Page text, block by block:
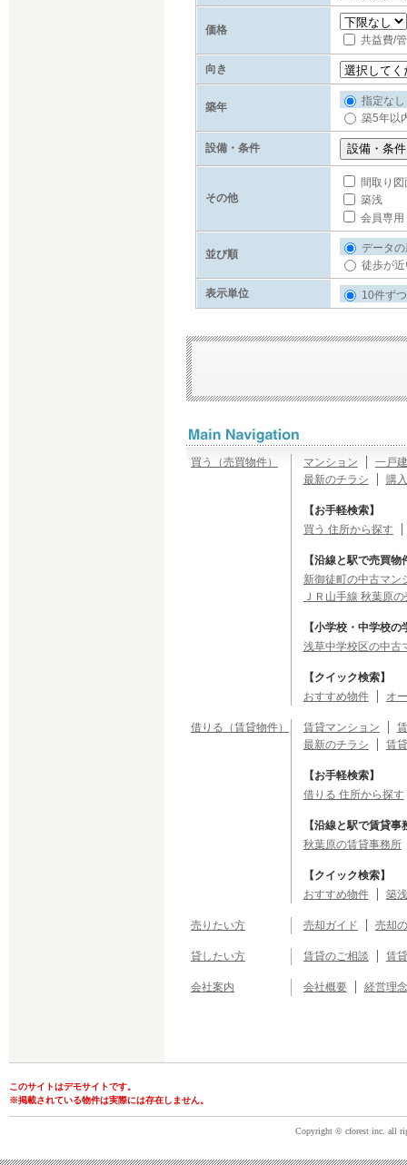
価格
共益費/
向き
築年
指定なし
築5年以
設備・条件
その他
間取り
築浅
会員専用
並び順
データ
徒歩が
表示単位 10件ずつ
買う（売買物件） マンション
一戸
最新のチラシ
購
【お手軽検索】
買う 住所から探す
【沿線と駅で売買物
新御徒町の中古マン
ＪＲ山手線 秋葉原
【小学校・中学校
浅草中学校区の中古
【クイック検索】
おすすめ物件
オ
借りる（賃貸物件） 賃貸マンション
最新のチラシ
賃
【お手軽検索】
借りる 住所から探す
【沿線と駅で賃貸
秋葉原の賃貸事務所
【クイック検索】
おすすめ物件
築
売りたい方 売却ガイド 売却
貸したい方 賃貸のご相談 賃
会社案内 会社概要 経営理念
このサイトはデモサイトです。
※掲載されている物件は実際には存在しません。
Copyright © cforest inc. all